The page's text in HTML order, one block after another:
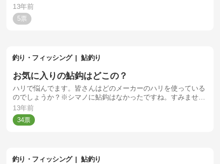
13年前
5
釣り・フィッシング 鮎釣り
お気に入りの鮎鈎はどこの？
ハリで悩んでます。皆さんはどのメーカーのハリを使っている
のでしょうか？※シマノに鮎鈎はなかったですね。すみませ
ん。
13年前
34
釣り・フィッシング 鮎釣り